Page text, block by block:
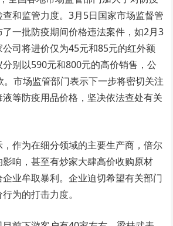
和监管力度。3月5日国家市场监督管
一批防疫期间价格违法案件，如2月3
司将进价仅为45元和85元的红外额
别以590元和800元的高价销售，公
市场监管部门表示下一步将密切关注
等防疫用品价格，坚决依法查处有关
作为在细分领域的主要生产商，倍尔
响，甚至有炒家大肆高价收购原材
业牟取暴利。企业迫切希望有关部门
为的打击力度。